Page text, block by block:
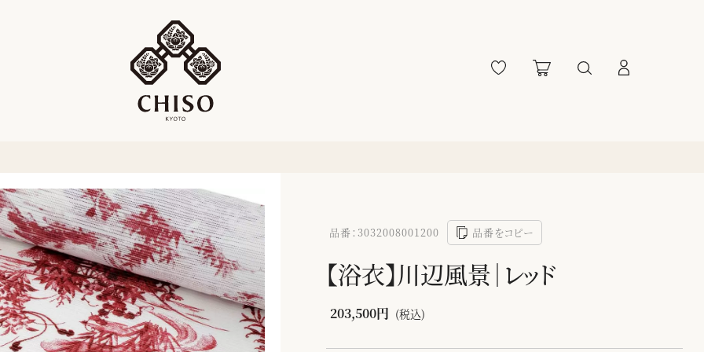
品番：3032008001200 品番をコピー
【浴衣】川辺風景｜レッド
203,500円 (税込)